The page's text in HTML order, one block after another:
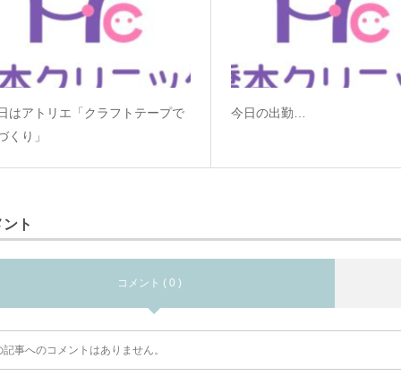
はアトリエ「クラフトテープで
くり」
今日の出勤…
ト
コメント ( 0 )
記事へのコメントはありません。